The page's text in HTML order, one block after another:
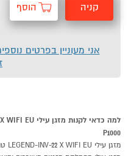
קניה הוסף
אני מעוניין בפרטים
P1000